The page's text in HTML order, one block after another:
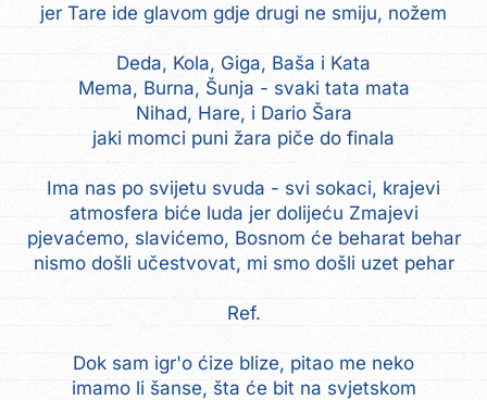
jer Tare ide glavom gdje drugi ne smiju, nožem
Deda, Kola, Giga, Baša i Kata
Mema, Burna, Šunja - svaki tata mata
Nihad, Hare, i Dario Šara
jaki momci puni žara piče do finala
Ima nas po svijetu svuda - svi sokaci, krajevi
atmosfera biće luda jer dolijeću Zmajevi
pjevaćemo, slavićemo, Bosnom će beharat behar
nismo došli učestvovat, mi smo došli uzet pehar
Ref.
Dok sam igr'o ćize blize, pitao me neko
imamo li šanse, šta će bit na svjetskom